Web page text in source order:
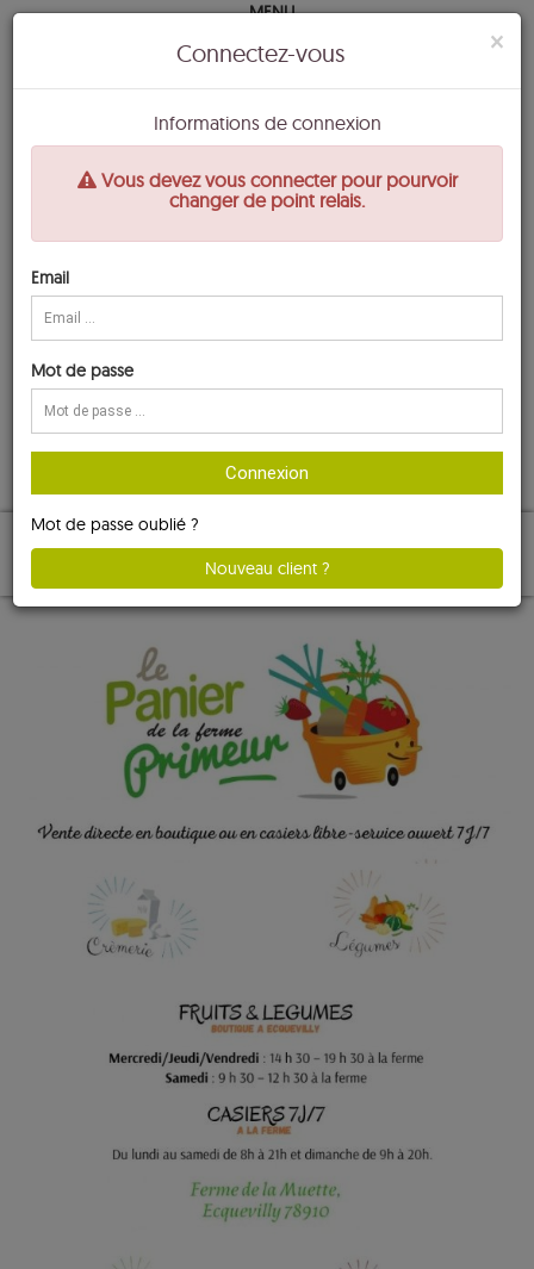
MENU
MA COMPOSITION
LEGUMES
FRUITS ET LEGUMES SECS
CREMERIES
DOUCEURS SUCREES
BOISSONS
BOULANGERIE
PRODUIT D'ENTRETIEN NATUREL
MES PANIERS
×
Connectez-vous
Informations de connexion
Vous devez vous connecter pour pourvoir
changer de point relais.
Email
Mot de passe
Connexion
Mot de passe oublié ?
Nouveau client ?